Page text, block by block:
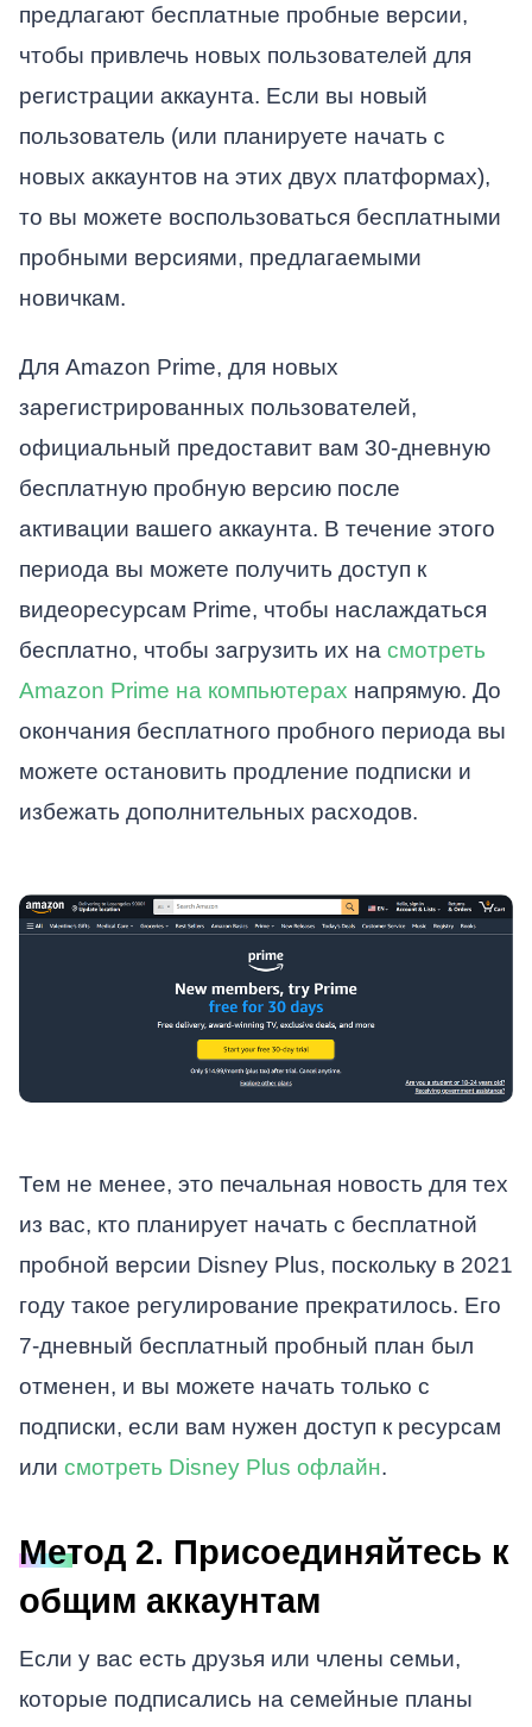
предлагают бесплатные пробные версии,
чтобы привлечь новых пользователей для
регистрации аккаунта. Если вы новый
пользователь (или планируете начать с
новых аккаунтов на этих двух платформах),
то вы можете воспользоваться бесплатными
пробными версиями, предлагаемыми
новичкам.
Для Amazon Prime, для новых
зарегистрированных пользователей,
официальный предоставит вам 30-дневную
бесплатную пробную версию после
активации вашего аккаунта. В течение этого
периода вы можете получить доступ к
видеоресурсам Prime, чтобы наслаждаться
бесплатно, чтобы загрузить их на смотреть
Amazon Prime на компьютерах напрямую. До
окончания бесплатного пробного периода вы
можете остановить продление подписки и
избежать дополнительных расходов.
Тем не менее, это печальная новость для тех
из вас, кто планирует начать с бесплатной
пробной версии Disney Plus, поскольку в 2021
году такое регулирование прекратилось. Его
7-дневный бесплатный пробный план был
отменен, и вы можете начать только с
подписки, если вам нужен доступ к ресурсам
или смотреть Disney Plus офлайн.
Метод 2. Присоединяйтесь к
общим аккаунтам
Если у вас есть друзья или члены семьи,
которые подписались на семейные планы